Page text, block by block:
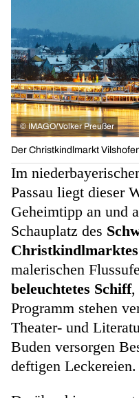
© IMAGO/Volker Preußer
Der Christkindlmarkt
Im
Passau liegt dieser
Geheimtipp an und
Schauplatz des
Christkindlmarktes
malerischen
beleuchtetes Schiff,
Programm stehen
Theater- und
Buden versorgen
deftigen Leckereien.